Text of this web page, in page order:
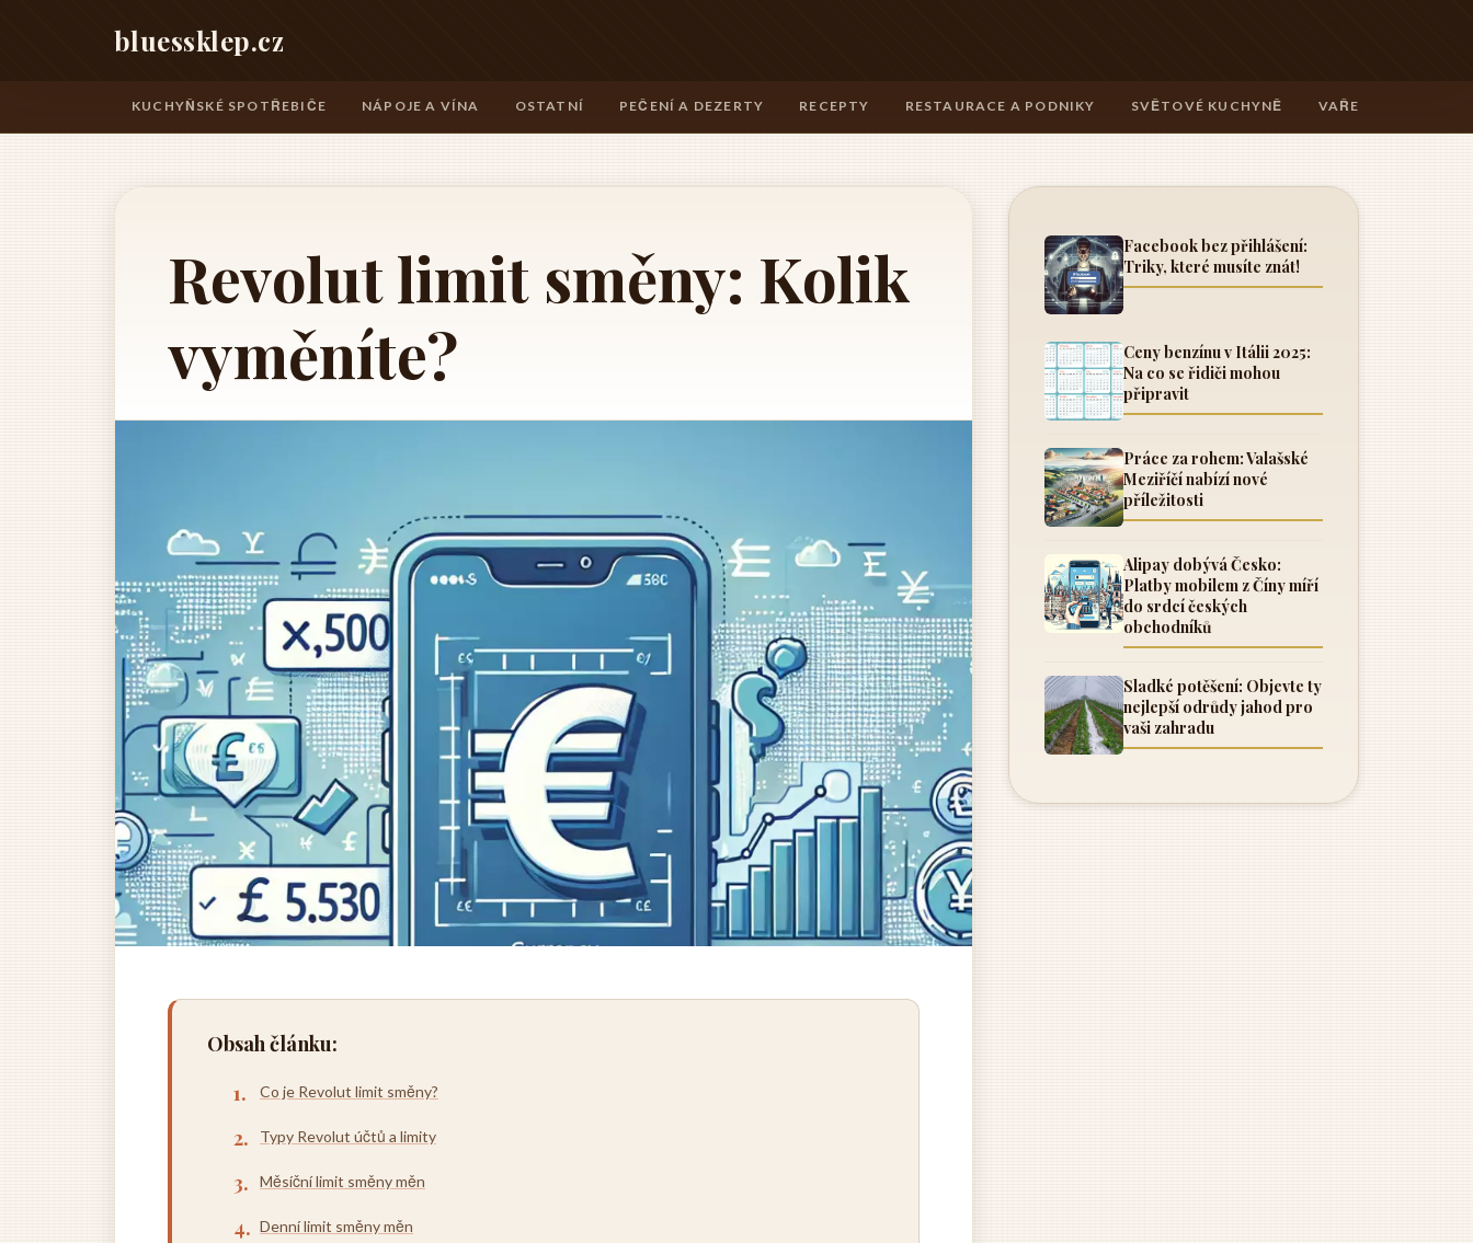
bluessklep.cz
KUCHYŇSKÉ SPOTŘEBIČE NÁPOJE A VÍNA OSTATNÍ PEČENÍ A DEZERTY RECEPTY RESTAURACE A PODNIKY SVĚTOVÉ KUCHYNĚ VAŘENÍ A
Revolut limit směny: Kolik
vyměníte?
Obsah článku:
Co je Revolut limit směny?
Typy Revolut účtů a limity
Měsíční limit směny měn
Denní limit směny měn
Facebook bez přihlášení:
Triky, které musíte znát!
Ceny benzínu v Itálii 2025:
Na co se řidiči mohou
připravit
Práce za rohem: Valašské
Meziříčí nabízí nové
příležitosti
Alipay dobývá Česko:
Platby mobilem z Číny míří
do srdcí českých
obchodníků
Sladké potěšení: Objevte ty
nejlepší odrůdy jahod pro
vaši zahradu